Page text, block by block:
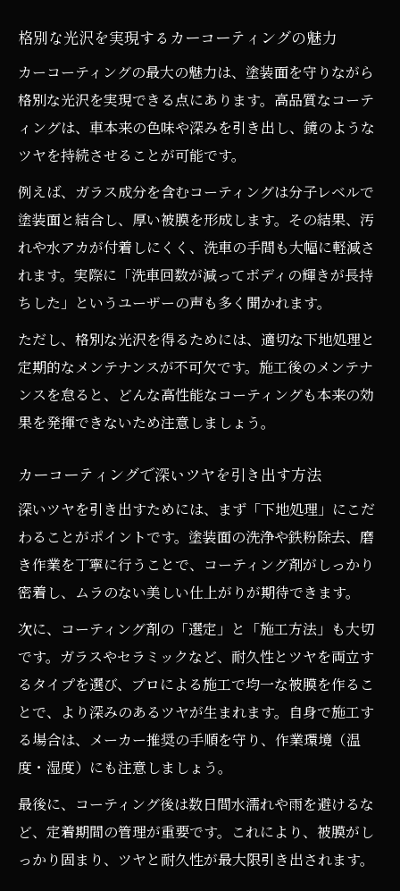
格別な光沢を実現するカーコーティングの魅力
カーコーティングの最大の魅力は、塗装面を守りながら
格別な光沢を実現できる点にあります。高品質なコーテ
ィングは、車本来の色味や深みを引き出し、鏡のような
ツヤを持続させることが可能です。
例えば、ガラス成分を含むコーティングは分子レベルで
塗装面と結合し、厚い被膜を形成します。その結果、汚
れや水アカが付着しにくく、洗車の手間も大幅に軽減さ
れます。実際に「洗車回数が減ってボディの輝きが長持
ちした」というユーザーの声も多く聞かれます。
ただし、格別な光沢を得るためには、適切な下地処理と
定期的なメンテナンスが不可欠です。施工後のメンテナ
ンスを怠ると、どんな高性能なコーティングも本来の効
果を発揮できないため注意しましょう。
カーコーティングで深いツヤを引き出す方法
深いツヤを引き出すためには、まず「下地処理」にこだ
わることがポイントです。塗装面の洗浄や鉄粉除去、磨
き作業を丁寧に行うことで、コーティング剤がしっかり
密着し、ムラのない美しい仕上がりが期待できます。
次に、コーティング剤の「選定」と「施工方法」も大切
です。ガラスやセラミックなど、耐久性とツヤを両立す
るタイプを選び、プロによる施工で均一な被膜を作るこ
とで、より深みのあるツヤが生まれます。自身で施工す
る場合は、メーカー推奨の手順を守り、作業環境（温
度・湿度）にも注意しましょう。
最後に、コーティング後は数日間水濡れや雨を避けるな
ど、定着期間の管理が重要です。これにより、被膜がし
っかり固まり、ツヤと耐久性が最大限引き出されます。